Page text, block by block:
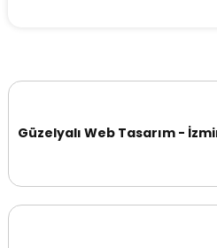
Güzelyalı Web Tasarım -